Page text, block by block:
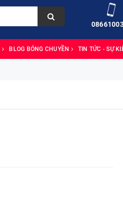
BLOG BÓNG CHUYỀN TIN TỨC - SỰ